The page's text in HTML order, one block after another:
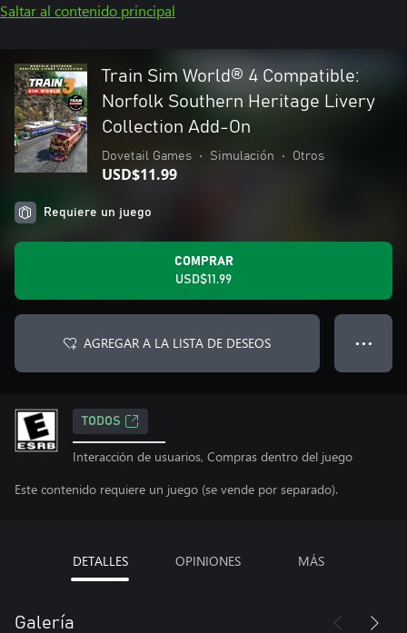
Saltar al contenido principal
Train Sim World® 4 Compatible:
Norfolk Southern Heritage Livery
Collection Add-On
Dovetail Games • Simulación • Otros
USD$11.99
Requiere un juego
COMPRAR
USD$11.99
AGREGAR A LA LISTA DE DESEOS ● ● ●
TODOS
Interacción de usuarios, Compras dentro del juego
Este contenido requiere un juego (se vende por separado).
DETALLES OPINIONES MÁS
Galería